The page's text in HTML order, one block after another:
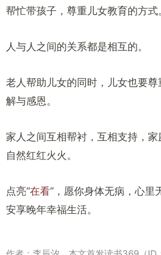
帮忙带孩子，尊重儿女教育的方式
人与人之间的关系都是相互的。
老人帮助儿女的同时，儿女也要
解与感恩。
家人之间互相帮衬，互相支持，
自然红红火火。
点亮“在看”，愿你身体无病，心里
安享晚年幸福生活。